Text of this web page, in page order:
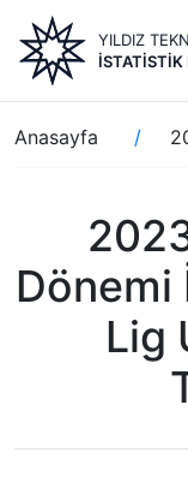
içeriğe
atla
YILDIZ
İSTATISTIK
Sayfa
yolu
Anasayfa
Dönemi
Lig